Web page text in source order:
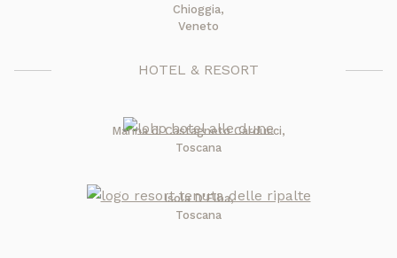
Chioggia,
Veneto
HOTEL & RESORT
Marina di Castagneto Carducci,
Toscana
Isola D'Elba,
Toscana